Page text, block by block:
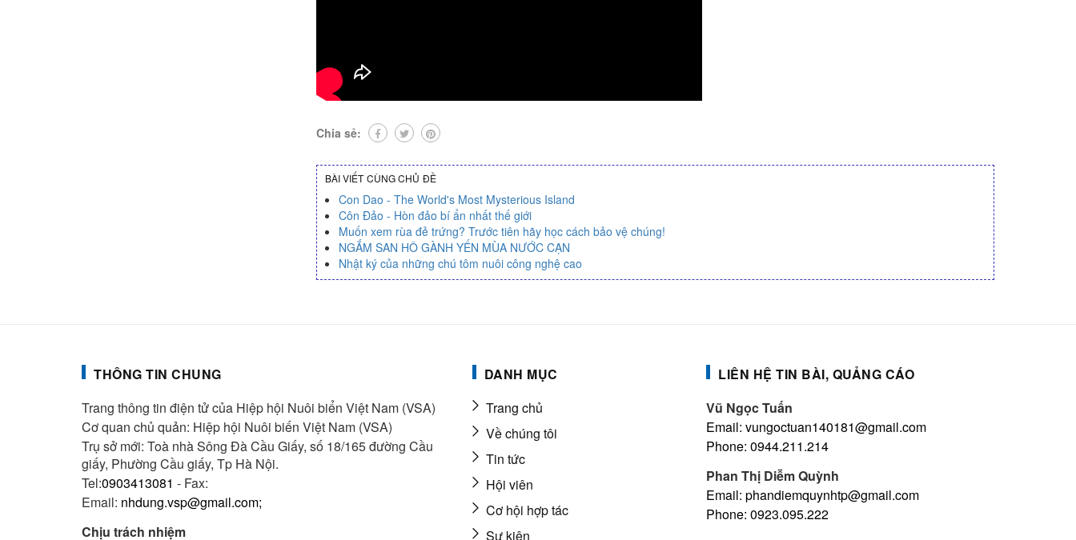
Chia sẻ:
BÀI VIẾT CÙNG CHỦ ĐỀ
Con Dao - The World's Most Mysterious Island
Côn Đảo - Hòn đảo bí ẩn nhất thế giới
Muốn xem rùa đẻ trứng? Trước tiên hãy học cách bảo vệ chúng!
NGẮM SAN HÔ GÀNH YẾN MÙA NƯỚC CẠN
Nhật ký của những chú tôm nuôi công nghệ cao
THÔNG TIN CHUNG
Trang thông tin điện tử của Hiệp hội Nuôi biển Việt Nam (VSA)
Cơ quan chủ quản: Hiệp hội Nuôi biến Việt Nam (VSA)
Trụ sở mới: Toà nhà Sông Đà Cầu Giấy, số 18/165 đường Cầu
giấy, Phường Cầu giấy, Tp Hà Nội.
Tel:0903413081 - Fax:
Email: nhdung.vsp@gmail.com;
Chịu trách nhiệm
DANH MỤC
Trang chủ
Về chúng tôi
Tin tức
Hội viên
Cơ hội hợp tác
Sự kiện
LIÊN HỆ TIN BÀI, QUẢNG CÁO
Vũ Ngọc Tuấn
Email: vungoctuan140181@gmail.com
Phone: 0944.211.214
Phan Thị Diễm Quỳnh
Email: phandiemquynhtp@gmail.com
Phone: 0923.095.222